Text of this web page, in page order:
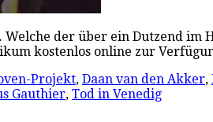
der über ein Dutzend im
kostenlos online zur
Projekt, Daan van den Akker,
Gauthier, Tod in Venedig